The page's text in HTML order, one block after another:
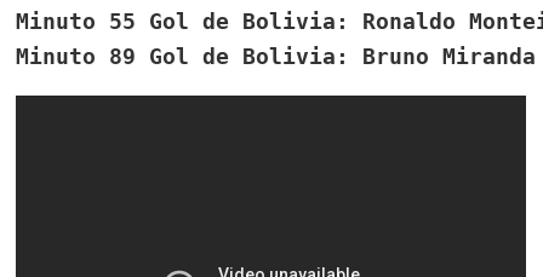
Minuto 55 Gol de Bolivia: Ronaldo